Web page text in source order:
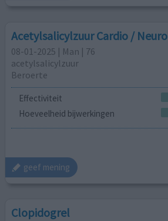
Acetylsalicylzuur Cardio / Neuro
08-01-2025 | Man | 76
acetylsalicylzuur
Beroerte
Effectiviteit
Hoeveelheid bijwerkingen
geef mening
Clopidogrel